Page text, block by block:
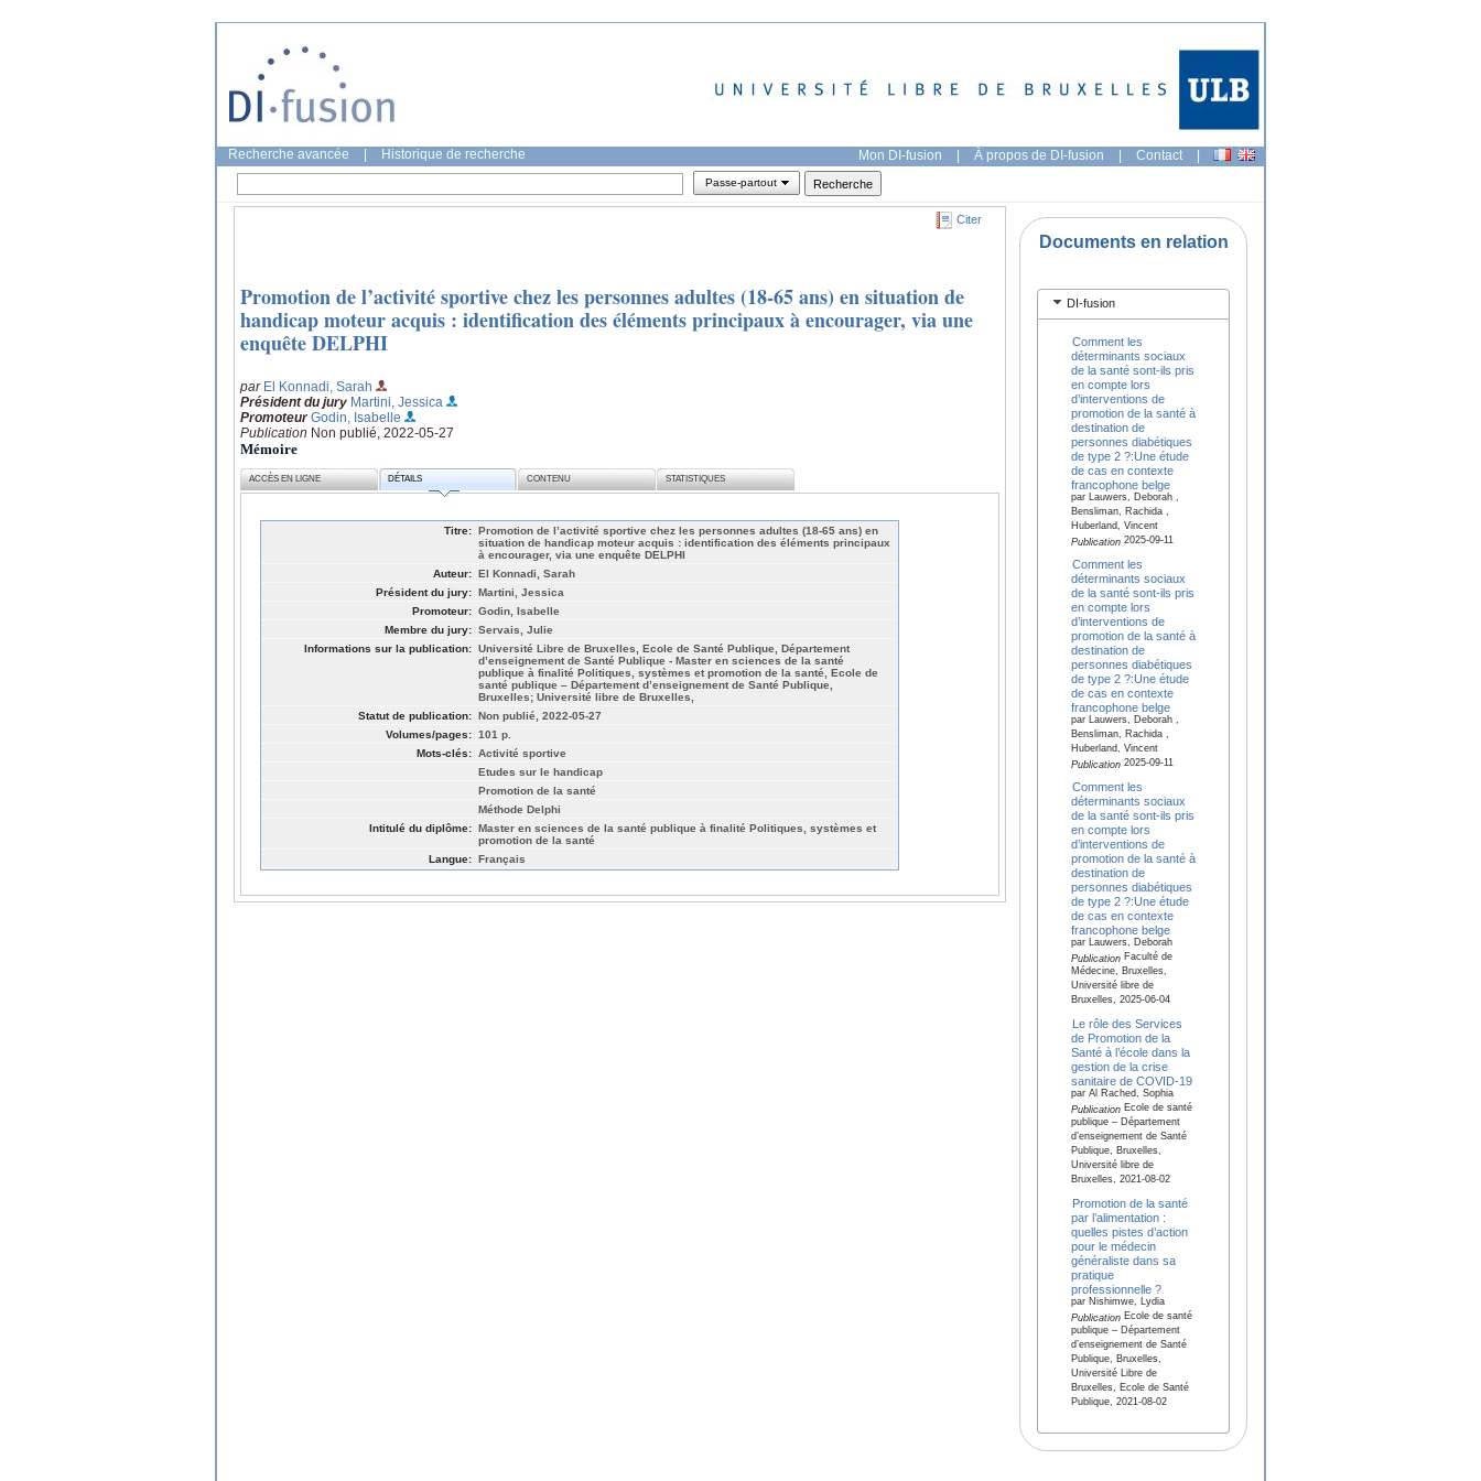
Recherche avancée Historique de recherche Mon DI-fusion | À propos de DI-fusion | Contact |
Passe-partout
Citer
Promotion de l’activité sportive chez les personnes adultes (18-65 ans) en situation de
handicap moteur acquis : identification des éléments principaux à encourager, via une
enquête DELPHI
par El Konnadi, Sarah
Président du jury Martini, Jessica
Promoteur Godin, Isabelle
Publication Non publié, 2022-05-27
Mémoire
ACCÈS EN LIGNE DÉTAILS CONTENU STATISTIQUES
Titre: Promotion de l’activité sportive chez les personnes adultes (18-65 ans) en
situation de handicap moteur acquis : identification des éléments principaux
à encourager, via une enquête DELPHI
Auteur: El Konnadi, Sarah
Président du jury: Martini, Jessica
Promoteur: Godin, Isabelle
Membre du jury: Servais, Julie
Informations sur la publication: Université Libre de Bruxelles, Ecole de Santé Publique, Département
d’enseignement de Santé Publique - Master en sciences de la santé
publique à finalité Politiques, systèmes et promotion de la santé, Ecole de
santé publique – Département d’enseignement de Santé Publique,
Bruxelles; Université libre de Bruxelles,
Statut de publication: Non publié, 2022-05-27
Volumes/pages: 101 p.
Mots-clés: Activité sportive
Etudes sur le handicap
Promotion de la santé
Méthode Delphi
Intitulé du diplôme: Master en sciences de la santé publique à finalité Politiques, systèmes et
promotion de la santé
Langue: Français
Documents en relation
DI-fusion
Comment les
déterminants sociaux
de la santé sont-ils pris
en compte lors
d’interventions de
promotion de la santé à
destination de
personnes diabétiques
de type 2 ?:Une étude
de cas en contexte
francophone belge
par Lauwers, Deborah ,
Bensliman, Rachida ,
Huberland, Vincent
Publication2025-09-11
Comment les
déterminants sociaux
de la santé sont-ils pris
en compte lors
d’interventions de
promotion de la santé à
destination de
personnes diabétiques
de type 2 ?:Une étude
de cas en contexte
francophone belge
par Lauwers, Deborah ,
Bensliman, Rachida ,
Huberland, Vincent
Publication2025-09-11
Comment les
déterminants sociaux
de la santé sont-ils pris
en compte lors
d’interventions de
promotion de la santé à
destination de
personnes diabétiques
de type 2 ?:Une étude
de cas en contexte
francophone belge
par Lauwers, Deborah
PublicationFaculté de
Médecine, Bruxelles,
Université libre de
Bruxelles, 2025-06-04
Le rôle des Services
de Promotion de la
Santé à l’école dans la
gestion de la crise
sanitaire de COVID-19
par Al Rached, Sophia
PublicationEcole de santé
publique – Département
d’enseignement de Santé
Publique, Bruxelles,
Université libre de
Bruxelles, 2021-08-02
Promotion de la santé
par l’alimentation :
quelles pistes d’action
pour le médecin
généraliste dans sa
pratique
professionnelle ?
par Nishimwe, Lydia
PublicationEcole de santé
publique – Département
d’enseignement de Santé
Publique, Bruxelles,
Université Libre de
Bruxelles, Ecole de Santé
Publique, 2021-08-02